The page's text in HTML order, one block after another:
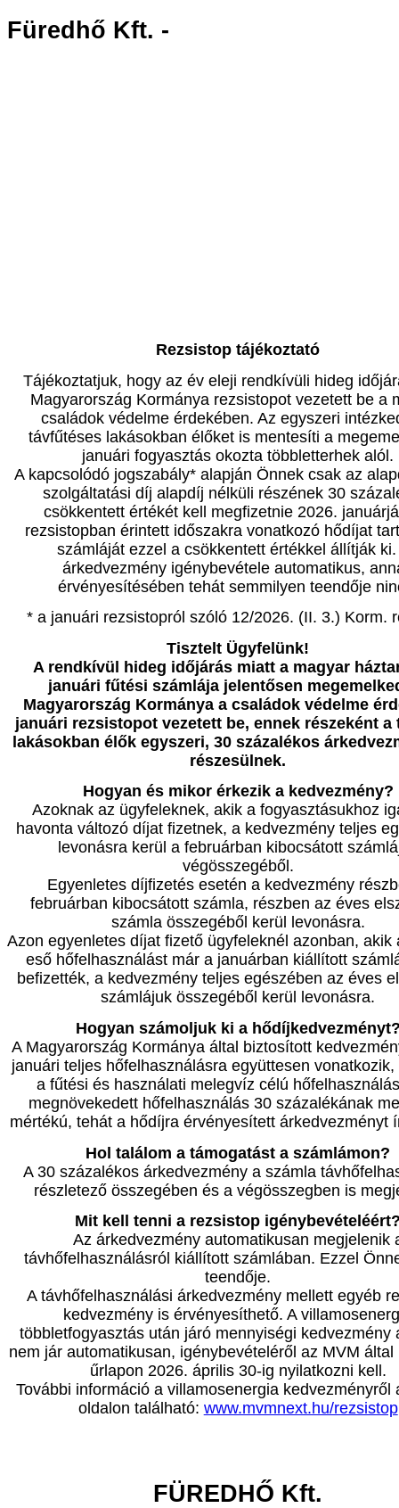
Füredhő Kft. -
Rezsistop tájékoztató
Tájékoztatjuk, hogy az év eleji rendkívüli hideg
Magyarország Kormánya rezsistopot vezetett be a
családok védelme érdekében. Az egyszeri
távfűtéses lakásokban élőket is mentesíti a
januári fogyasztás okozta többletterhek alól.
A kapcsolódó jogszabály* alapján Önnek csak az
szolgáltatási díj alapdíj nélküli részének 30
csökkentett értékét kell megfizetnie 2026.
rezsistopban érintett időszakra vonatkozó hődíjat
számláját ezzel a csökkentett értékkel állítják ki.
árkedvezmény igénybevétele automatikus,
érvényesítésében tehát semmilyen teendője
* a januári rezsistopról szóló 12/2026. (II. 3.) Korm.
Tisztelt Ügyfelünk!
A rendkívül hideg időjárás miatt a magyar
januári fűtési számlája jelentősen
Magyarország Kormánya a családok védelme
januári rezsistopot vezetett be, ennek részeként a
lakásokban élők egyszeri, 30 százalékos
részesülnek.
Hogyan és mikor érkezik a kedvezmény?
Azoknak az ügyfeleknek, akik a fogyasztásukhoz
havonta változó díjat fizetnek, a kedvezmény teljes
levonásra kerül a februárban kibocsátott
végösszegéből.
Egyenletes díjfizetés esetén a kedvezmény
februárban kibocsátott számla, részben az éves
számla összegéből kerül levonásra.
Azon egyenletes díjat fizető ügyfeleknél azonban, akik
eső hőfelhasználást már a januárban kiállított
befizették, a kedvezmény teljes egészében az éves
számlájuk összegéből kerül levonásra.
Hogyan számoljuk ki a
A Magyarország Kormánya által biztosított
januári teljes hőfelhasználásra együttesen vonatkozik,
a fűtési és használati melegvíz célú
megnövekedett hőfelhasználás 30 százalékának
mértékú, tehát a hődíjra érvényesített árkedvezményt
Hol találom a támogatást a számlámon?
A 30 százalékos árkedvezmény a számla
részletező összegében és a végösszegben is
Mit kell tenni a rezsistop
Az árkedvezmény automatikusan megjelenik
távhőfelhasználásról kiállított számlában. Ezzel
teendője.
A távhőfelhasználási árkedvezmény mellett egyéb
kedvezmény is érvényesíthető. A
többletfogyasztás után járó mennyiségi kedvezmény
nem jár automatikusan, igénybevételéről az MVM
űrlapon 2026. április 30-ig nyilatkozni kell.
További információ a villamosenergia kedvezményről
oldalon található: www.mvmnext.hu/rezsistop
FÜREDHŐ Kft.